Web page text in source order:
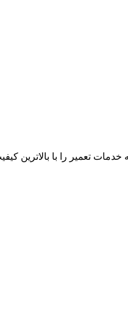
تعمیر را با بالاترین